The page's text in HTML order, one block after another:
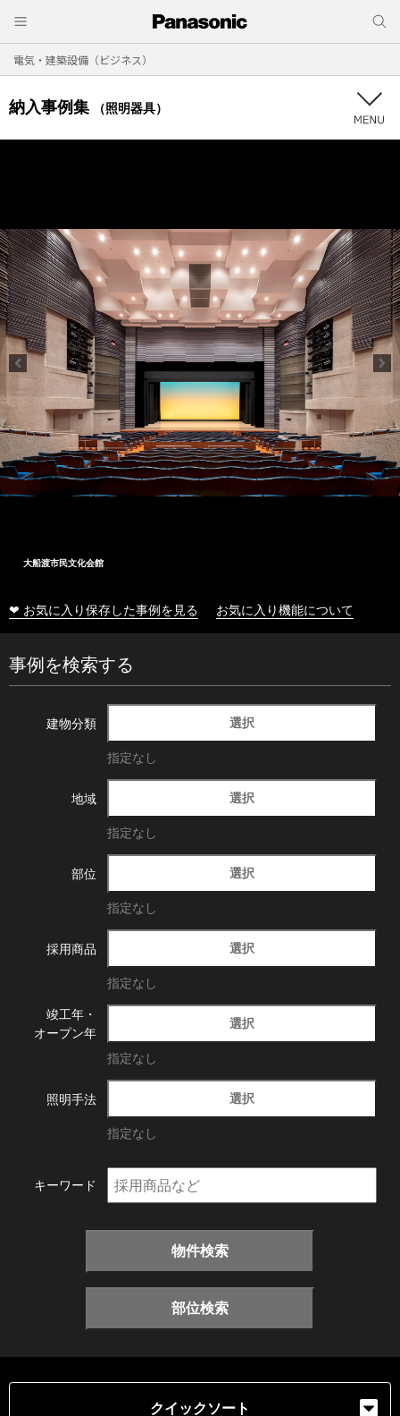
電気・建築設備（ビジネス）
納入事例集 （照明器具）
大船渡市民文化会館
❤ お気に入り保存した事例を見る お気に入り機能について
事例を検索する
建物分類 選択
指定なし
地域 選択
指定なし
部位 選択
指定なし
採用商品 選択
指定なし
竣工年・
オープン年
選択
指定なし
照明手法 選択
指定なし
キーワード
物件検索
部位検索
クイックソート